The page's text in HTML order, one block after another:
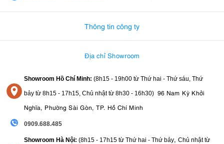
Thông tin công ty
Địa chỉ Showroom
Showroom Hồ Chí Minh: (8h15 - 19h00 từ Thứ hai - Thứ sáu, Thứ
bảy từ 8h15 - 17h15, Chủ nhật từ 8h30 - 16h30) 96 Nam Kỳ Khởi
Nghĩa, Phường Sài Gòn, TP. Hồ Chí Minh
0909.688.485
Showroom Hà Nội: (8h15 - 17h15 từ Thứ hai - Thứ bảy, Chủ nhật từ